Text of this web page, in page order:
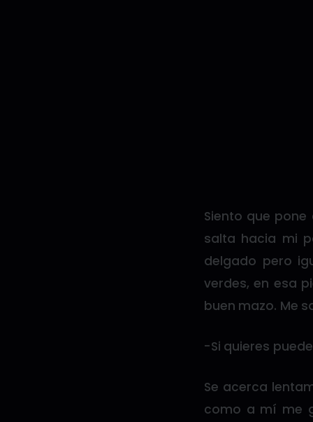
Siento que
salta hacia mi
delgado pero
verdes, en esa
buen mazo. Me
-Si quieres
Se acerca
como a mí me